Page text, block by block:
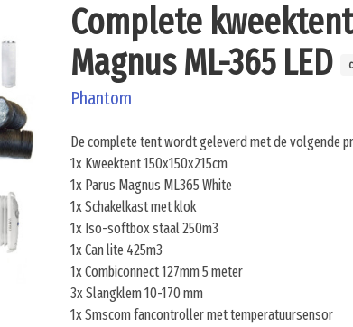
Complete kweektent
Magnus ML-365 LED
Phantom
De complete tent wordt geleverd met de volgende
1x Kweektent 150x150x215cm
1x Parus Magnus ML365 White
1x Schakelkast met klok
1x Iso-softbox staal 250m3
1x Can lite 425m3
1x Combiconnect 127mm 5 meter
3x Slangklem 10-170 mm
1x Smscom fancontroller met temperatuursensor